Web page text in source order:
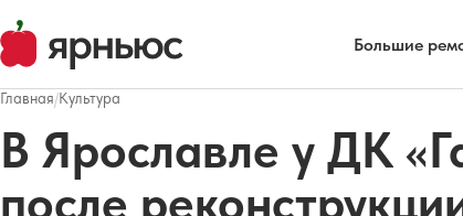
Большие
Главная/Культура
В Ярославле у ДК
после